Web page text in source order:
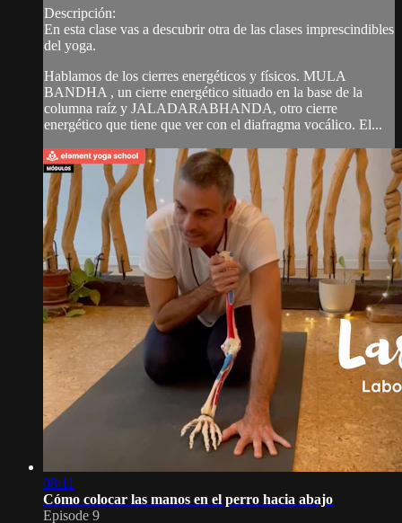
Descripción:
En esta clase vas a descubrir otra de las clases imprescindibles
del yoga.
Hablamos de los cierres energéticos y físicos. MULA
BANDHA , un cierre energético situado en la base de la
columna raíz y JALADARABHANDA, otro cierre
energético que tiene que ver con el diafragma vocálico. El...
08:11
Cómo colocar las manos en el perro hacia abajo
Episode 9